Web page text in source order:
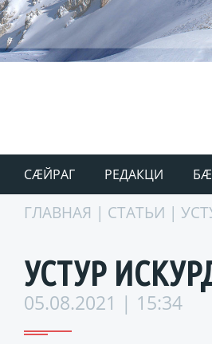
СÆЙРАГ РЕДАКЦИ
ГЛАВНАЯ | СТАТЬИ |
УСТУР
05.08.2021 | 15:34